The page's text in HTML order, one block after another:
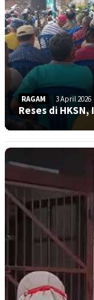
RAGAM 3 April 2026
Reses di